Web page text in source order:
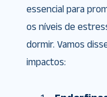
essencial para
os níveis de
dormir. Vamos
impactos: